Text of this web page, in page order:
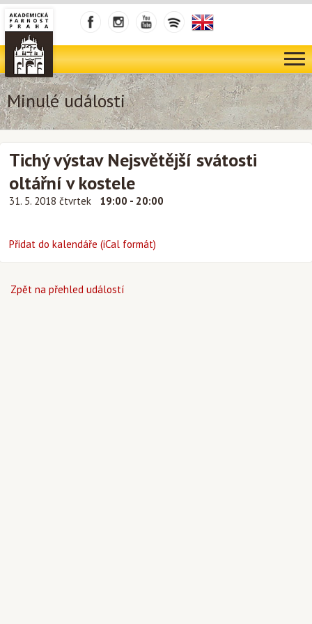
Minulé události
Tichý výstav Nejsvětější svátosti
oltářní v kostele
31. 5. 2018 čtvrtek 19:00 - 20:00
Přidat do kalendáře (iCal formát)
Zpět na přehled událostí